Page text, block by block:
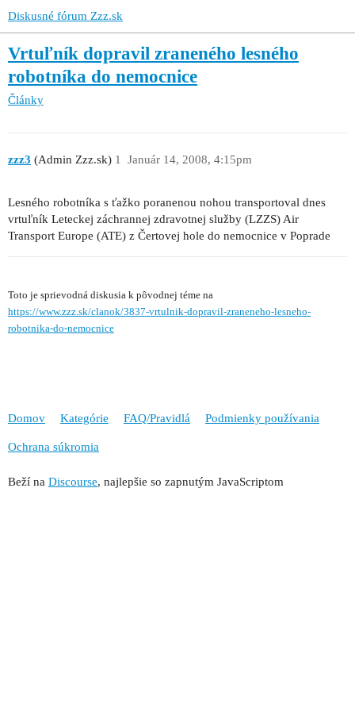
Diskusné fórum Zzz.sk
Vrtuľník dopravil zraneného lesného
robotníka do nemocnice
Články
zzz3 (Admin Zzz.sk) Január 14, 2008, 4:15pm
1
Lesného robotníka s ťažko poranenou nohou transportoval dnes
vrtuľník Leteckej záchrannej zdravotnej služby (LZZS) Air
Transport Europe (ATE) z Čertovej hole do nemocnice v Poprade
Toto je sprievodná diskusia k pôvodnej téme na
https://www.zzz.sk/clanok/3837-vrtulnik-dopravil-zraneneho-lesneho-
robotnika-do-nemocnice
Domov Kategórie FAQ/Pravidlá Podmienky používania
Ochrana súkromia
Beží na Discourse, najlepšie so zapnutým JavaScriptom